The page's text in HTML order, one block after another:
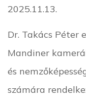
2025.11.13.
Dr. Takács Péter
Mandiner
és
számára